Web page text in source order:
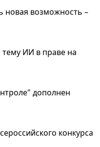
новая возможность –
тему ИИ в праве на
дополнен
конкурса